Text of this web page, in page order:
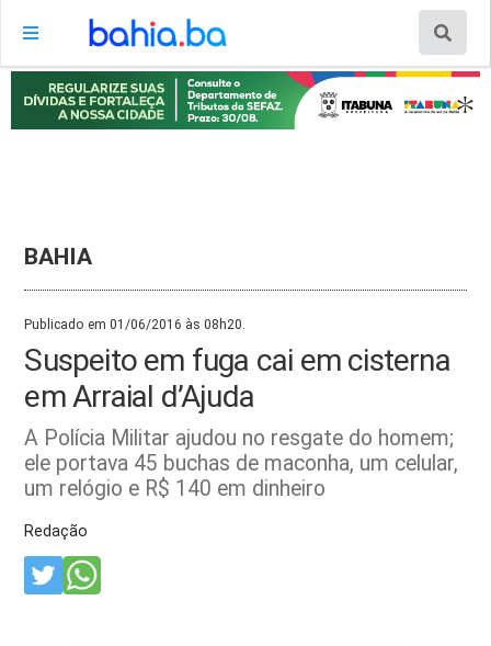
BAHIA
Publicado em 01/06/2016 às 08h20.
Suspeito em fuga cai em cisterna
em Arraial d’Ajuda
A Polícia Militar ajudou no resgate do homem;
ele portava 45 buchas de maconha, um celular,
um relógio e R$ 140 em dinheiro
Redação